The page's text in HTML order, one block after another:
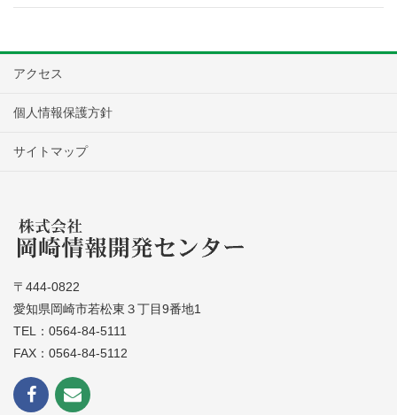
アクセス
個人情報保護方針
サイトマップ
〒444-0822
愛知県岡崎市若松東３丁目9番地1
TEL：0564-84-5111
FAX：0564-84-5112